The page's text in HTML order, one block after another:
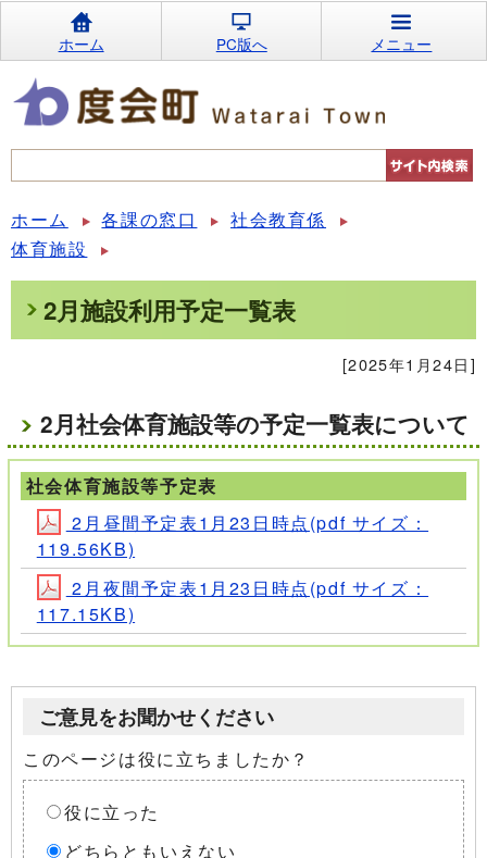
ホーム PC版へ メニュー
ホーム 各課の窓口
社会教育係
体育施設
2月施設利用予定一覧表
[2025年1月24日]
2月社会体育施設等の予定一覧表について
社会体育施設等予定表
2月昼間予定表1月23日時点(pdf サイズ：
119.56KB)
2月夜間予定表1月23日時点(pdf サイズ：
117.15KB)
ご意見をお聞かせください
このページは役に立ちましたか？
役に立った
どちらともいえない